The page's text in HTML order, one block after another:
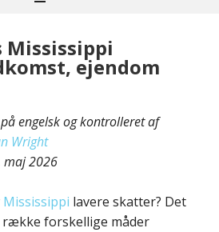
Mississippi
ejendom
engelsk og kontrolleret af
Wright
maj 2026
Mississippi lavere skatter? Det
række forskellige måder